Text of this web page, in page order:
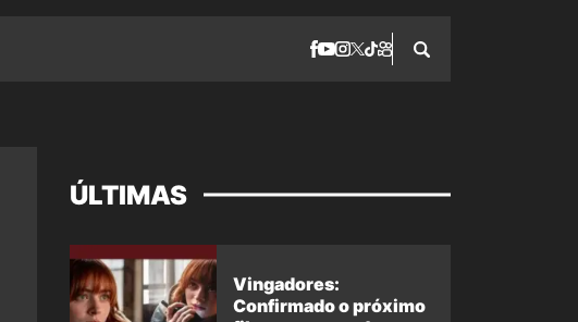
ÚLTIMAS
Vingadores:
Confirmado o próximo